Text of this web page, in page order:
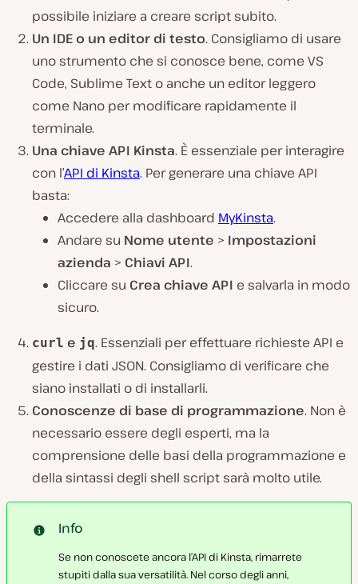
possibile iniziare a creare script subito.
Un IDE o un editor di testo. Consigliamo di usare
uno strumento che si conosce bene, come VS
Code, Sublime Text o anche un editor leggero
come Nano per modificare rapidamente il
terminale.
Una chiave API Kinsta. È essenziale per interagire
con l’API di Kinsta. Per generare una chiave API
basta:
Accedere alla dashboard MyKinsta.
Andare su Nome utente > Impostazioni
azienda > Chiavi API.
Cliccare su Crea chiave API e salvarla in modo
sicuro.
curl e jq. Essenziali per effettuare richieste API e
gestire i dati JSON. Consigliamo di verificare che
siano installati o di installarli.
Conoscenze di base di programmazione. Non è
necessario essere degli esperti, ma la
comprensione delle basi della programmazione e
della sintassi degli shell script sarà molto utile.
Info
Se non conoscete ancora l’API di Kinsta, rimarrete
stupiti dalla sua versatilità. Nel corso degli anni,